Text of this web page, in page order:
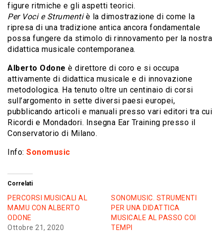
figure ritmiche e gli aspetti teorici.
Per Voci e Strumentiè la dimostrazione di come la
ripresa di una tradizione antica ancora fondamentale
possa fungere da stimolo di rinnovamento per la nostra
didattica musicale contemporanea.
Alberto Odone è direttore di coro e si occupa
attivamente di didattica musicale e di innovazione
metodologica. Ha tenuto oltre un centinaio di corsi
sull’argomento in sette diversi paesi europei,
pubblicando articoli e manuali presso vari editori tra cui
Ricordi e Mondadori. Insegna Ear Training presso il
Conservatorio di Milano.
Info: Sonomusic
Correlati
PERCORSI MUSICALI AL
MAMU CON ALBERTO
ODONE
Ottobre 21, 2020
SONOMUSIC. STRUMENTI
PER UNA DIDATTICA
MUSICALE AL PASSO COI
TEMPI